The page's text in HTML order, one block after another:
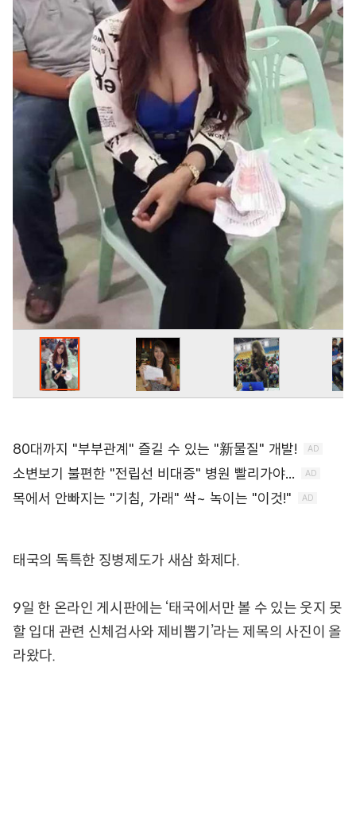
태국의 독특한 징병제도가 새삼 화제다.
9일 한 온라인 게시판에는 ‘태국에서만 볼 수 있는 웃지 못
할 입대 관련 신체검사와 제비뽑기’라는 제목의 사진이 올
라왔다.